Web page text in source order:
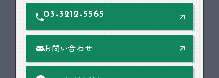
03-3212-5565
お問い合わせ